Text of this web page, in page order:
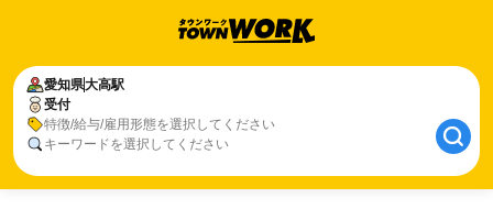
愛知県大高駅
受付
特徴/給与/雇用形態を選択してください
キーワードを選択してください